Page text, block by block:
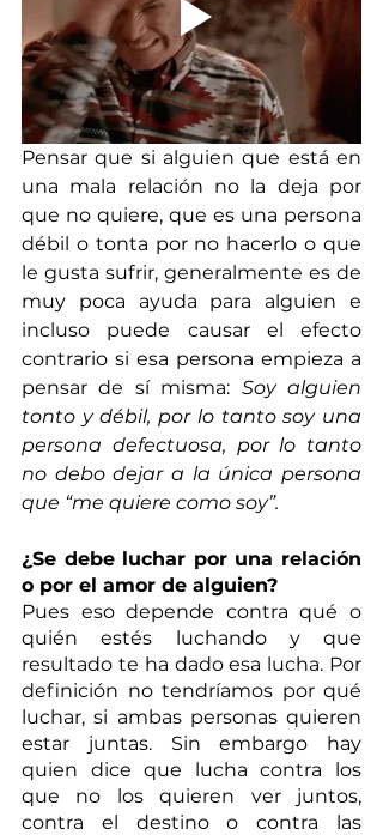
Pensar que si alguien que está en
una mala relación no la deja por
que no quiere, que es una persona
débil o tonta por no hacerlo o que
le gusta sufrir, generalmente es de
muy poca ayuda para alguien e
incluso puede causar el efecto
contrario si esa persona empieza a
pensar de sí misma: Soy alguien
tonto y débil, por lo tanto soy una
persona defectuosa, por lo tanto
no debo dejar a la única persona
que “me quiere como soy”.
¿Se debe luchar por una relación
o por el amor de alguien?
Pues eso depende contra qué o
quién estés luchando y que
resultado te ha dado esa lucha. Por
definición no tendríamos por qué
luchar, si ambas personas quieren
estar juntas. Sin embargo hay
quien dice que lucha contra los
que no los quieren ver juntos,
contra el destino o contra las